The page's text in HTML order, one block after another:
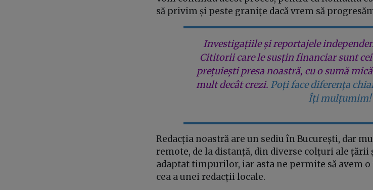
să privim și peste granițe dacă vrem să
Investigațiile și reportajele
Cititorii care le susțin financiar sunt cei
prețuiești presa noastră, cu o sumă
mult decât crezi. Poți face diferența
Îți mulțumim!
Redacția noastră are un sediu în București, dar
remote, de la distanță, din diverse colțuri ale
adaptat timpurilor, iar asta ne permite să avem
cea a unei redacții locale.